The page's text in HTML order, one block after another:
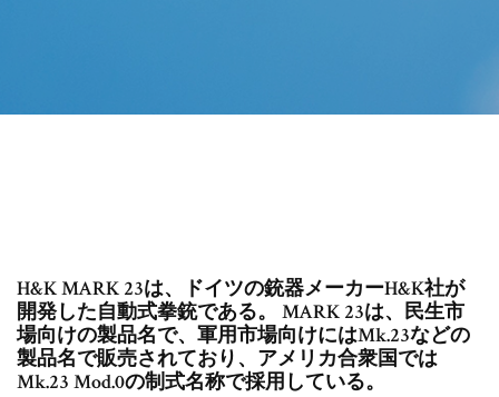
H&K MARK 23は、ドイツの銃器メーカーH&K社が
開発した自動式拳銃である。 MARK 23は、民生市
場向けの製品名で、軍用市場向けにはMk.23などの
製品名で販売されており、アメリカ合衆国では
Mk.23 Mod.0の制式名称で採用している。